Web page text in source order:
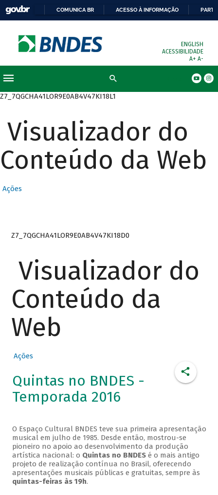
COMUNICA BR ACESSO À INFORMAÇÃO
ENGLISH
ACESSIBILIDADE
A+ A-
Z7_7QGCHA41LOR9E0AB4V47KI18L1
Visualizador do
Conteúdo da Web
Ações
Z7_7QGCHA41LOR9E0AB4V47KI18D0
Visualizador do
Conteúdo da
Web
Ações
Quintas no BNDES -
Temporada 2016
O Espaço Cultural BNDES teve sua primeira apresentação
musical em julho de 1985. Desde então, mostrou-se
pioneiro no apoio ao desenvolvimento da produção
artística nacional: o Quintas no BNDESé o mais antigo
projeto de realização contínua no Brasil, oferecendo
apresentações musicais públicas e gratuitas, sempre às
quintas-feiras às 19h.